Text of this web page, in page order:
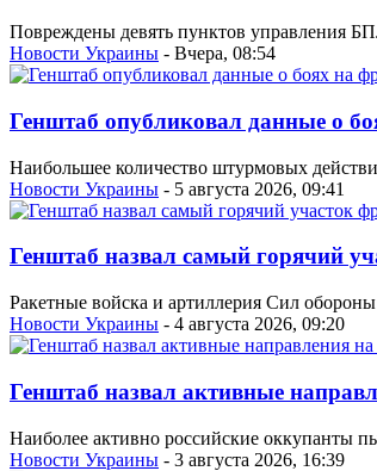
Повреждены девять пунктов управления
Новости Украины - Вчера, 08:54
Генштаб опубликовал данные о
Наибольшее количество штурмовых
Новости Украины - 5 августа 2026, 09:41
Генштаб назвал самый горячий
Ракетные войска и артиллерия Сил
Новости Украины - 4 августа 2026, 09:20
Генштаб назвал активные
Наиболее активно российские оккупанты
Новости Украины - 3 августа 2026, 16:39